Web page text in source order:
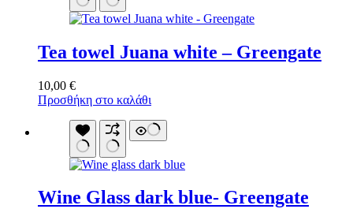
Tea towel Juana white – Greengate
10,00 €
Προσθήκη στο καλάθι
Wine Glass dark blue- Greengate